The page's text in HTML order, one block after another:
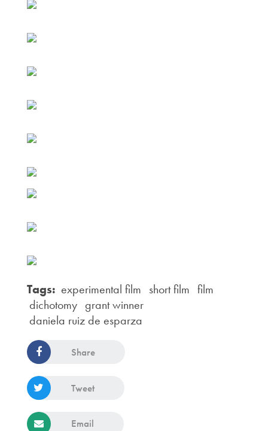
Tags: experimental film short film film
dichotomy grant winner
daniela ruiz de esparza
Share
Tweet
Email